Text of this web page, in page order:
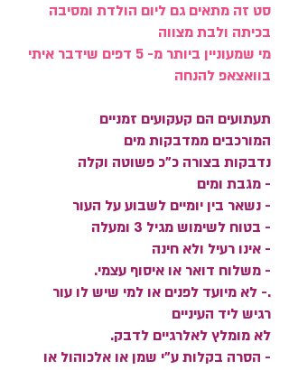
סט זה מתאים גם ליום הולדת ומסיבה
בכיתה ולבת מצווה
מי שמעוניין ביותר מ- 5 דפים שידבר איתי
בוואצאפ להנחה
תעתועים הם קעקועים זמניים
המורכבים ממדבקות מים
נדבקות בצורה כ"כ פשוטה וקלה
- מגבת ומים
- נשאר בין יומיים לשבוע על העור
- בטוח לשימוש מגיל 3 ומעלה
- אינו רעיל ולא חינה
- משלוח דואר או איסוף עצמי.
.- לא מיועד לפנים או למי שיש לו עור
רגיש ליד העיניים
לא מומלץ לאלרגיים לדבק.
- הסרה בקלות ע"י שמן או אלכוהול או